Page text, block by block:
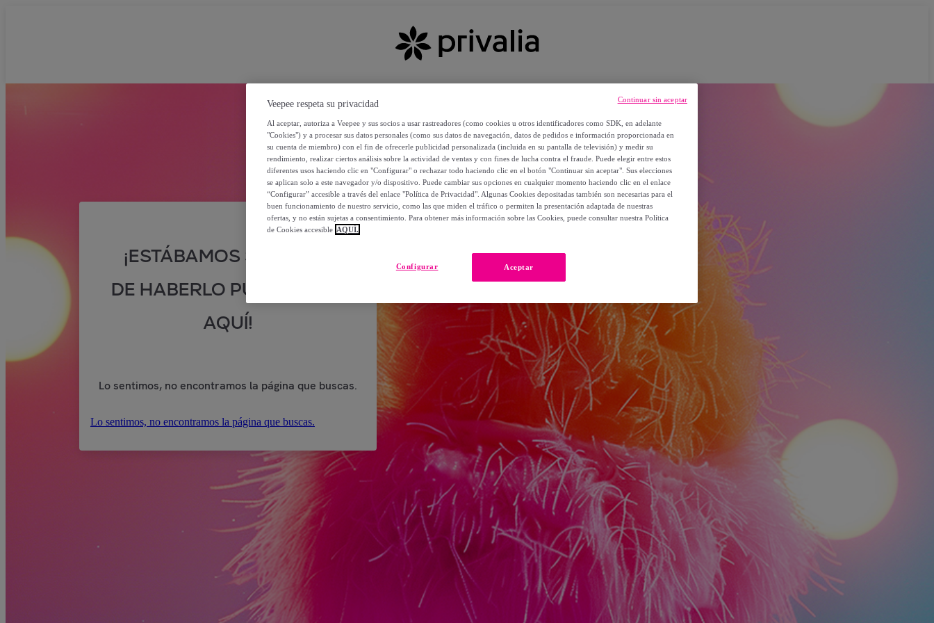
¡ESTÁBAMOS SEGUROS
DE HABERLO PUESTO POR
AQUÍ!
Lo sentimos, no encontramos la página que buscas.
Lo sentimos, no encontramos la página que buscas.
Veepee respeta su privacidad
Al aceptar, autoriza a Veepee y sus socios a usar rastreadores (como cookies u otros identificadores como SDK, en adelante
"Cookies") y a procesar sus datos personales (como sus datos de navegación, datos de pedidos e información proporcionada en
su cuenta de miembro) con el fin de ofrecerle publicidad personalizada (incluida en su pantalla de televisión) y medir su
rendimiento, realizar ciertos análisis sobre la actividad de ventas y con fines de lucha contra el fraude. Puede elegir entre estos
diferentes usos haciendo clic en "Configurar" o rechazar todo haciendo clic en el botón "Continuar sin aceptar". Sus elecciones
se aplican solo a este navegador y/o dispositivo. Puede cambiar sus opciones en cualquier momento haciendo clic en el enlace
“Configurar” accesible a través del enlace "Política de Privacidad". Algunas Cookies depositadas también son necesarias para el
buen funcionamiento de nuestro servicio, como las que miden el tráfico o permiten la presentación adaptada de nuestras
ofertas, y no están sujetas a consentimiento. Para obtener más información sobre las Cookies, puede consultar nuestra Política
de Cookies accesible AQUÍ.
Aceptar
Configurar
Continuar sin aceptar